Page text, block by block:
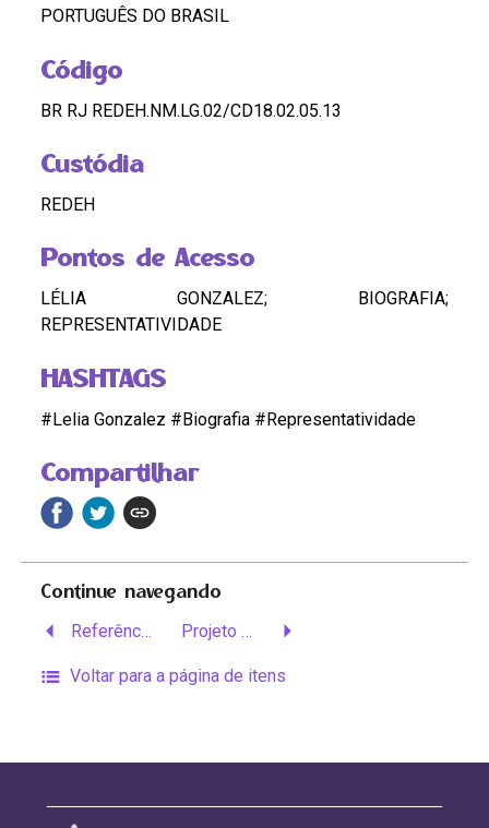
Compartilhar
PORTUGUÊS DO BRASIL
Código
BR RJ REDEH.NM.LG.02/CD18.02.05.13
Custódia
REDEH
Pontos de Acesso
LÉLIA GONZALEZ; BIOGRAFIA;
REPRESENTATIVIDADE
HASHTAGS
#Lelia Gonzalez #Biografia #Representatividade
Continue navegando
Referêncais Bibliográficas Projeto Memória Lélia Gonzalez
Voltar para a página de itens